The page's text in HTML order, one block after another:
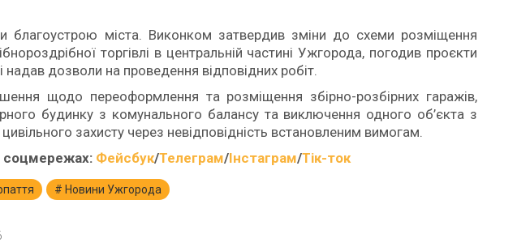
благоустрою міста. Виконком затвердив зміни до схеми розміщення
торгівлі в центральній частині Ужгорода, погодив проєкти
надав дозволи на проведення відповідних робіт.
щодо переоформлення та розміщення збірно-розбірних гаражів,
будинку з комунального балансу та виключення одного об’єкта з
захисту через невідповідність встановленим вимогам.
соцмережах: Фейсбук/Телеграм/Інстаграм/Тік-ток
Новини Ужгорода